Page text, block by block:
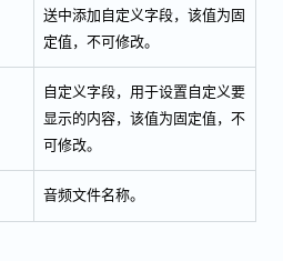
送中添加自定义字段，该值为固
定值，不可修改。
自定义字段，用于设置自定义要
显示的内容，该值为固定值，不
可修改。
音频文件名称。